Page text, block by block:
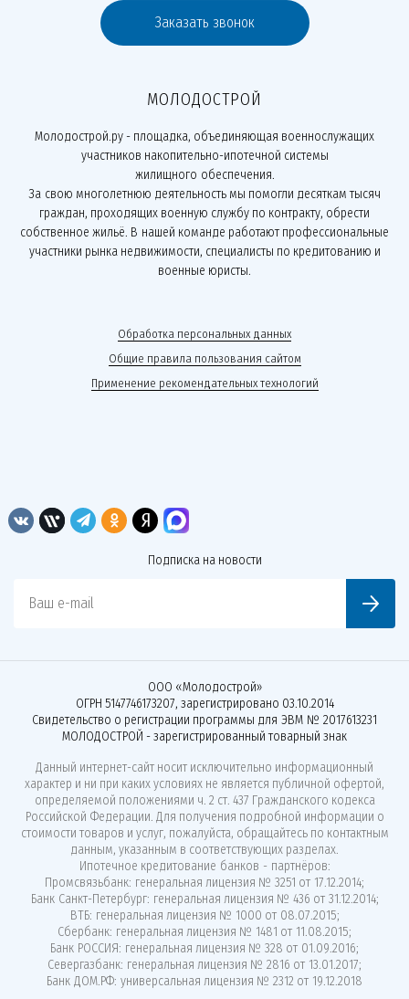
Заказать звонок
МОЛОДОСТРОЙ
Молодострой.ру - площадка, объединяющая военнослужащих
участников накопительно-ипотечной системы
жилищного обеспечения.
За свою многолетнюю деятельность мы помогли десяткам тысяч
граждан, проходящих военную службу по контракту, обрести
собственное жильё. В нашей команде работают профессиональные
участники рынка недвижимости, специалисты по кредитованию и
военные юристы.
Обработка персональных данных
Общие правила пользования сайтом
Применение рекомендательных технологий
Подписка на новости
Ваш e-mail
ООО «Молодострой»
ОГРН 5147746173207, зарегистрировано 03.10.2014
Свидетельство о регистрации программы для ЭВМ № 2017613231
МОЛОДОСТРОЙ - зарегистрированный товарный знак
Данный интернет-сайт носит исключительно информационный
характер и ни при каких условиях не является публичной офертой,
определяемой положениями ч. 2 ст. 437 Гражданского кодекса
Российской Федерации. Для получения подробной информации о
стоимости товаров и услуг, пожалуйста, обращайтесь по контактным
данным, указанным в соответствующих разделах.
Ипотечное кредитование банков - партнёров:
Промсвязьбанк: генеральная лицензия № 3251 от 17.12.2014;
Банк Санкт-Петербург: генеральная лицензия № 436 от 31.12.2014;
ВТБ: генеральная лицензия № 1000 от 08.07.2015;
Сбербанк: генеральная лицензия № 1481 от 11.08.2015;
Банк РОССИЯ: генеральная лицензия № 328 от 01.09.2016;
Севергазбанк: генеральная лицензия № 2816 от 13.01.2017;
Банк ДОМ.РФ: универсальная лицензия № 2312 от 19.12.2018